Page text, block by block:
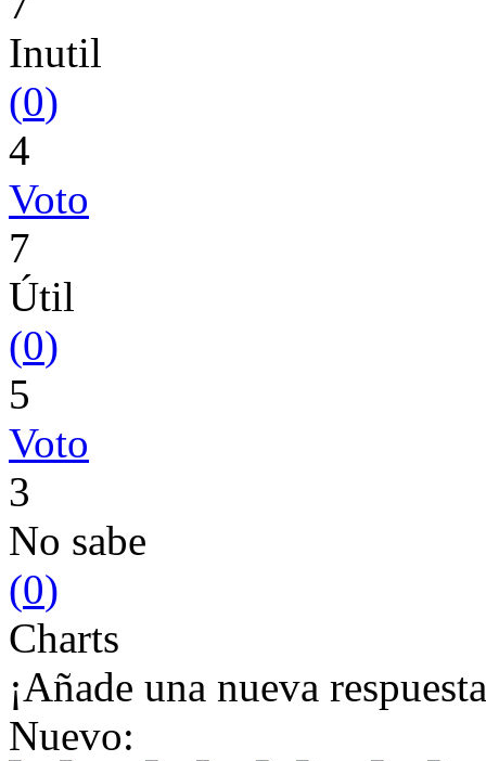
Inutil
(0)
4
Voto
7
Útil
(0)
5
Voto
3
No sabe
(0)
Charts
¡Añade una nueva
Nuevo: